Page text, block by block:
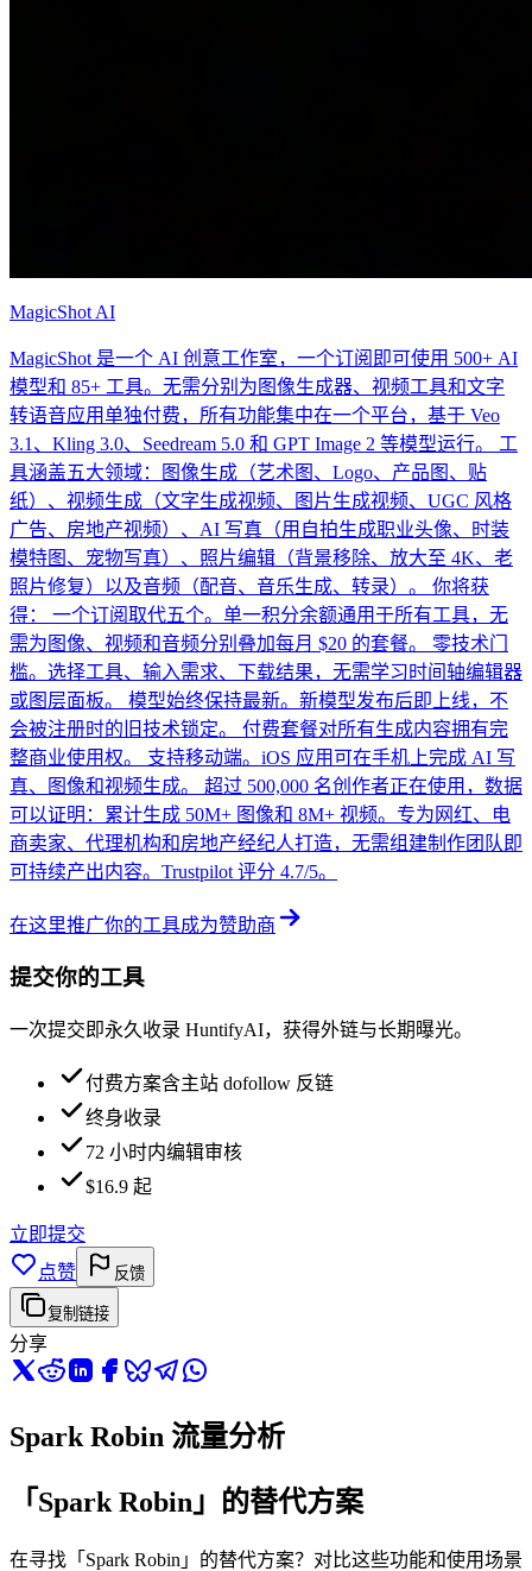
MagicShot AI
MagicShot 是一个 AI 创意工作室，一个订阅即可使用 500+ AI
模型和 85+ 工具。无需分别为图像生成器、视频工具和文字
转语音应用单独付费，所有功能集中在一个平台，基于 Veo
3.1、Kling 3.0、Seedream 5.0 和 GPT Image 2 等模型运行。 工
具涵盖五大领域：图像生成（艺术图、Logo、产品图、贴
纸）、视频生成（文字生成视频、图片生成视频、UGC 风格
广告、房地产视频）、AI 写真（用自拍生成职业头像、时装
模特图、宠物写真）、照片编辑（背景移除、放大至 4K、老
照片修复）以及音频（配音、音乐生成、转录）。 你将获
得： 一个订阅取代五个。单一积分余额通用于所有工具，无
需为图像、视频和音频分别叠加每月 $20 的套餐。 零技术门
槛。选择工具、输入需求、下载结果，无需学习时间轴编辑器
或图层面板。 模型始终保持最新。新模型发布后即上线，不
会被注册时的旧技术锁定。 付费套餐对所有生成内容拥有完
整商业使用权。 支持移动端。iOS 应用可在手机上完成 AI 写
真、图像和视频生成。 超过 500,000 名创作者正在使用，数据
可以证明：累计生成 50M+ 图像和 8M+ 视频。专为网红、电
商卖家、代理机构和房地产经纪人打造，无需组建制作团队即
可持续产出内容。Trustpilot 评分 4.7/5。
在这里推广你的工具成为赞助商
提交你的工具
一次提交即永久收录 HuntifyAI，获得外链与长期曝光。
付费方案含主站 dofollow 反链
终身收录
72 小时内编辑审核
$16.9 起
立即提交
点赞
反馈
复制链接
分享
Spark Robin 流量分析
「Spark Robin」的替代方案
在寻找「Spark Robin」的替代方案？对比这些功能和使用场景